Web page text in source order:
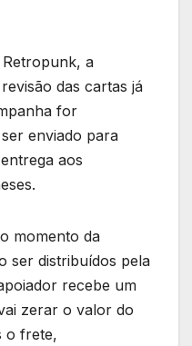
a
das cartas já
for
enviado para
aos
momento da
ser distribuídos pela
recebe um
zerar o valor do
o frete,